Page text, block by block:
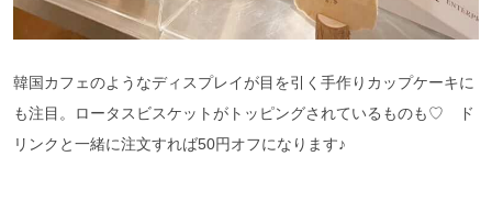
韓国カフェのようなディスプレイが目を引く手作りカップケーキに
も注目。ロータスビスケットがトッピングされているものも♡ ド
リンクと一緒に注文すれば50円オフになります♪